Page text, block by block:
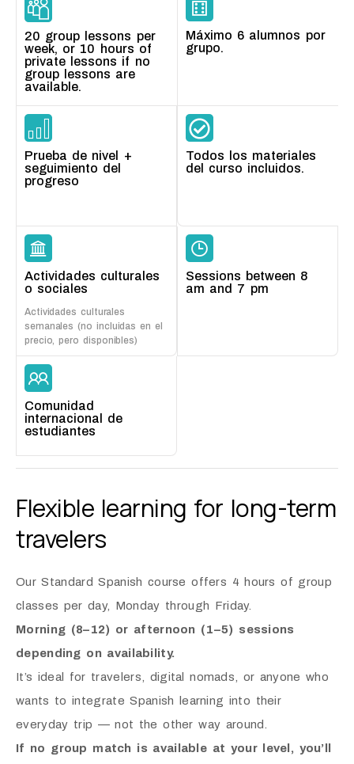
20 group lessons per
week, or 10 hours of
private lessons if no
group lessons are
available.
Máximo 6 alumnos por
grupo.
Prueba de nivel +
seguimiento del
progreso
Todos los materiales
del curso incluidos.
Actividades culturales
o sociales
Actividades culturales
semanales (no incluidas en el
precio, pero disponibles)
Sessions between 8
am and 7 pm
Comunidad
internacional de
estudiantes
Flexible learning for long-term
travelers
Our Standard Spanish course offers 4 hours of group
classes per day, Monday through Friday.
Morning (8–12) or afternoon (1–5) sessions
depending on availability.
It’s ideal for travelers, digital nomads, or anyone who
wants to integrate Spanish learning into their
everyday trip — not the other way around.
If no group match is available at your level, you’ll